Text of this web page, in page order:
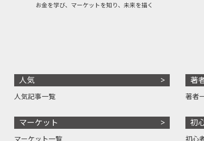
お金を学び、マーケットを知り、未来を描く
人気
人気記事一覧
マーケット
マーケット一覧
著
著者
初
初心